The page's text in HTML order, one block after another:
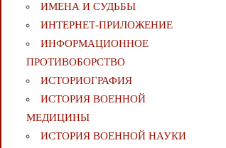
ИМЕНА И СУДЬБЫ
ИНТЕРНЕТ-ПРИЛОЖЕНИЕ
ИНФОРМАЦИОННОЕ
ПРОТИВОБОРСТВО
ИСТОРИОГРАФИЯ
ИСТОРИЯ ВОЕННОЙ
МЕДИЦИНЫ
ИСТОРИЯ ВОЕННОЙ НАУКИ